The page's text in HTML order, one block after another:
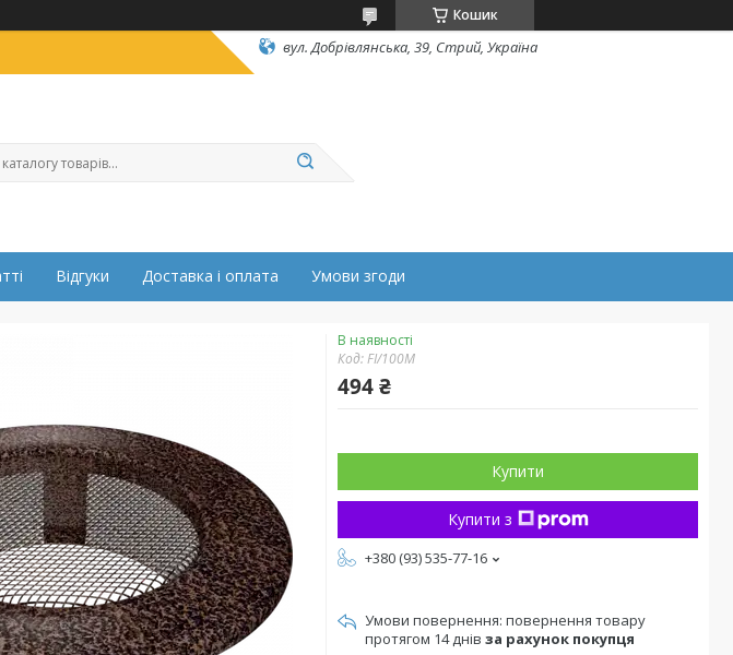
Кошик
вул. Добрівлянська, 39, Стрий, Україна
Відгуки Доставка і оплата Умови згоди
В наявності
Код:FI/100M
494 ₴
Купити
Купити з
+380 (93) 535-77-16
повернення товару
протягом 14 днів за рахунок покупця